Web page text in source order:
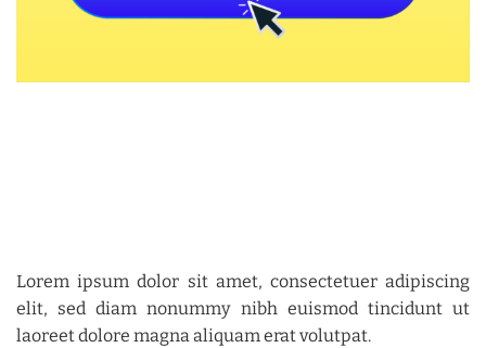
Lorem ipsum dolor sit amet, consectetuer adipiscing
elit, sed diam nonummy nibh euismod tincidunt ut
laoreet dolore magna aliquam erat volutpat.